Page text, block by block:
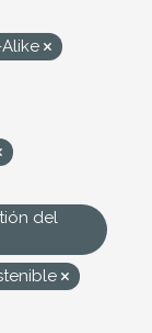
del